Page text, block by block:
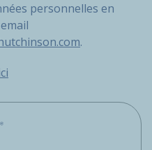
personnelles en
.